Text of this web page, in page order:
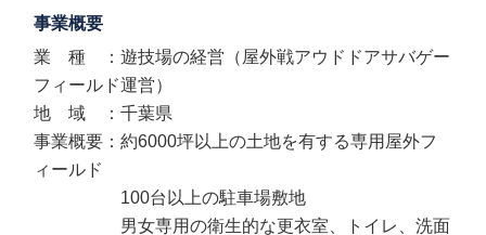
事業概要
業 種 ：遊技場の経営（屋外戦アウドドアサバゲー
フィールド運営）
地 域 ：千葉県
事業概要：約6000坪以上の土地を有する専用屋外フ
ィールド
100台以上の駐車場敷地
男女専用の衛生的な更衣室、トイレ、洗面